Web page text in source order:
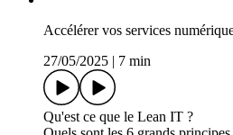
🎙️ Des cas concrets de
🧠 Des interviews de praticiens,
📈 Des outils, concepts et retours
🤖 Une ouverture sur l’IA, le
Tech x People